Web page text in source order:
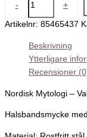
- +
Artikelnr: 85465437
Beskrivning
Ytterligare
Recensioner
Nordisk Mytologi –
Halsbandsmycke